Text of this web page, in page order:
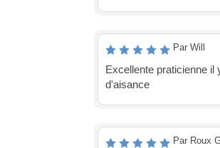
Par Will
Excellente praticienne il
d'aisance
Par Roux